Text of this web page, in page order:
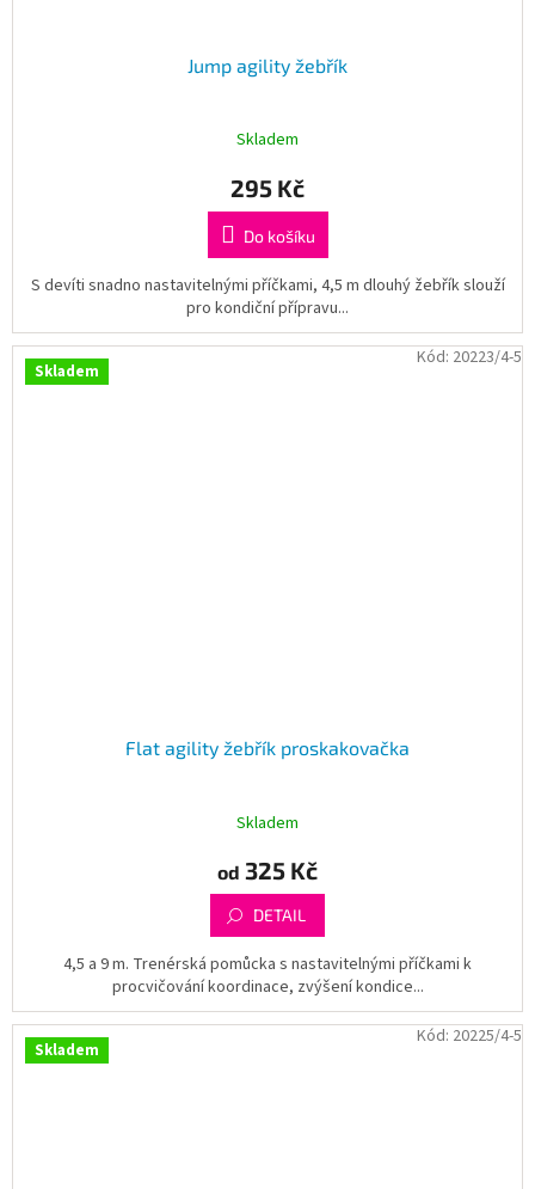
Jump agility žebřík
Skladem
295 Kč
Do košíku
S devíti snadno nastavitelnými příčkami, 4,5 m dlouhý žebřík slouží
pro kondiční přípravu...
Skladem
Flat agility žebřík proskakovačka
Skladem
od 325 Kč
DETAIL
4,5 a 9 m. Trenérská pomůcka s nastavitelnými příčkami k
procvičování koordinace, zvýšení kondice...
Kód: 20223/4-5
Skladem
Kód: 20225/4-5